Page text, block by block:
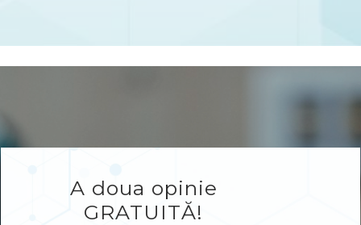
A doua opinie
GRATUITĂ!